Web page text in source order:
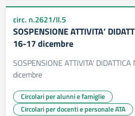
circ. n.2621/II.5
SOSPENSIONE ATTIVITA’
16-17 dicembre
SOSPENSIONE ATTIVITA'
dicembre
Circolari per alunni e famiglie
Circolari per docenti e personale ATA